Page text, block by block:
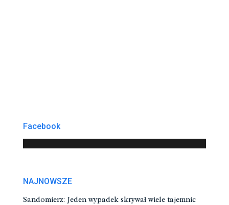
Facebook
NAJNOWSZE
Sandomierz: Jeden wypadek skrywał wiele tajemnic